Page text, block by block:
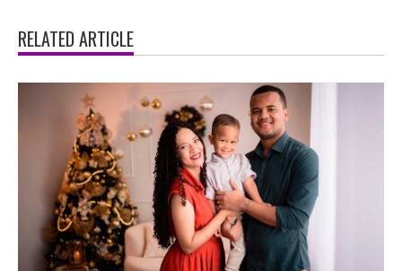
RELATED ARTICLE